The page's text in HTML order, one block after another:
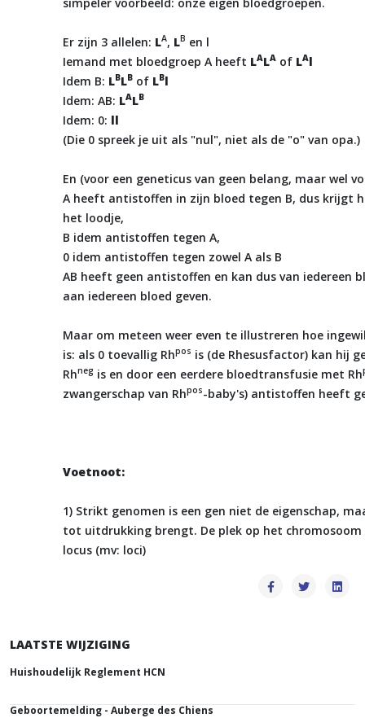
Er zijn 3 allelen: LA, LB en l
Iemand met bloedgroep A heeft LALA of LAl
Idem B: LBLB of LBl
Idem: AB: LALB
Idem: 0: ll
(Die 0 spreek je uit als "nul", niet als de "o" van opa.)
En (voor een geneticus van geen belang, maar wel
A heeft antistoffen in zijn bloed tegen B, dus krijgt
het loodje,
B idem antistoffen tegen A,
0 idem antistoffen tegen zowel A als B
AB heeft geen antistoffen en kan dus van iedereen
aan iedereen bloed geven.
Maar om meteen weer even te illustreren hoe
is: als 0 toevallig Rhpos is (de Rhesusfactor) kan hij
Rhneg is en door een eerdere bloedtransfusie met Rh
zwangerschap van Rhpos-baby's) antistoffen heeft
Voetnoot:
1) Strikt genomen is een gen niet de eigenschap,
tot uitdrukking brengt. De plek op het
locus (mv: loci)
LAATSTE WIJZIGING
Huishoudelijk Reglement HCN
Geboortemelding - Auberge des Chiens